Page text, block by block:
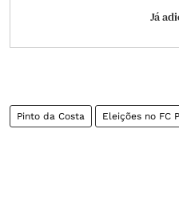
Já
Pinto da Costa Eleições no FC